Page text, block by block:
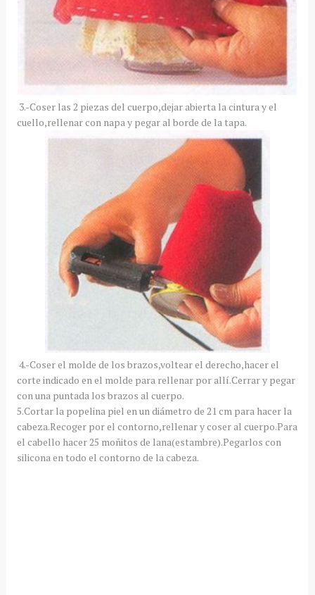
3.-Coser las 2 piezas del cuerpo,dejar abierta la cintura y el
cuello,rellenar con napa y pegar al borde de la tapa.
4.-Coser el molde de los brazos,voltear el derecho,hacer el
corte indicado en el molde para rellenar por allí.Cerrar y pegar
con una puntada los brazos al cuerpo.
5.Cortar la popelina piel en un diámetro de 21 cm para hacer la
cabeza.Recoger por el contorno,rellenar y coser al cuerpo.Para
el cabello hacer 25 moñitos de lana(estambre).Pegarlos con
silicona en todo el contorno de la cabeza.